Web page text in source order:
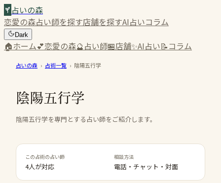
占いの森
恋愛の森占い師を探す店舗を探すAI占いコラム
Dark
🏠ホーム💕恋愛の森🔮占い師🏪店舗✨AI占い📝コラム
占いの森 › 占術一覧 › 陰陽五行学
陰陽五行学
陰陽五行学を専門とする占い師をご紹介します。
この占術の占い師
4人が対応
相談方法
電話・チャット・対面